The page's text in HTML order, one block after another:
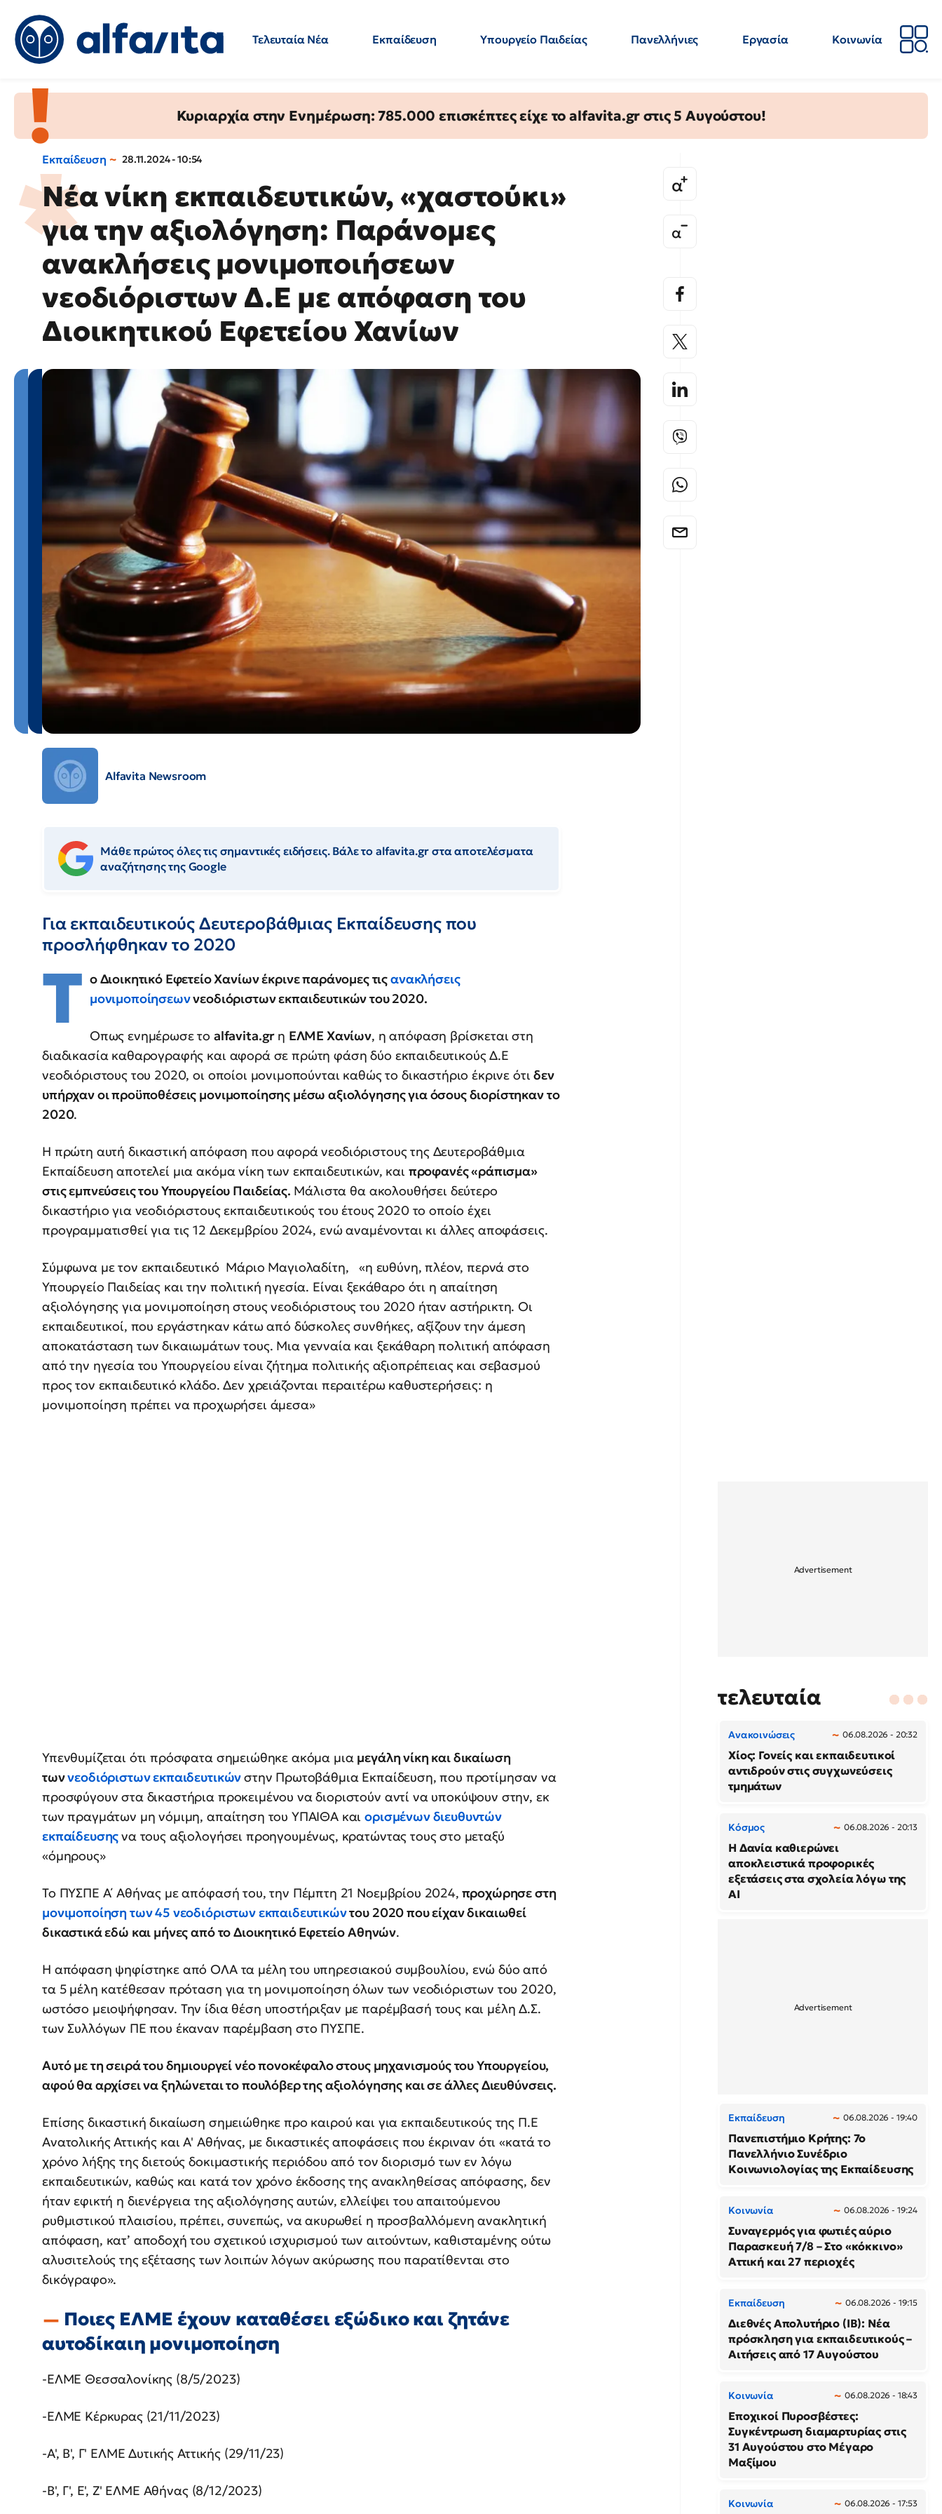
Τελευταία Νέα Εκπαίδευση Υπουργείο Παιδείας Πανελλήνιες Εργασία
Κοινωνία
Κυριαρχία στην Ενημέρωση: 785.000 επισκέπτες είχε το alfavita.gr στις 5 Αυγούστου!
Εκπαίδευση 28.11.2024 - 10:54
Νέα νίκη εκπαιδευτικών, «χαστούκι»
για την αξιολόγηση: Παράνομες
ανακλήσεις μονιμοποιήσεων
νεοδιόριστων Δ.Ε με απόφαση του
Διοικητικού Εφετείου Χανίων
Alfavita Newsroom
Μάθε πρώτος όλες τις σημαντικές ειδήσεις. Βάλε το alfavita.gr στα αποτελέσματα
αναζήτησης της Google
Για εκπαιδευτικούς Δευτεροβάθμιας Εκπαίδευσης που
προσλήφθηκαν το 2020
Τ ο Διοικητικό Εφετείο Χανίων έκρινε παράνομες τιςανακλήσεις
μονιμοποίησεωννεοδιόριστων εκπαιδευτικών του 2020.
Οπως ενημέρωσε το alfavita.gr η ΕΛΜΕ Χανίων, η απόφαση βρίσκεται στη
διαδικασία καθαρογραφής και αφορά σε πρώτη φάση δύο εκπαιδευτικούς Δ.Ε
νεοδιόριστους του 2020, οι οποίοι μονιμοπούνται καθώς το δικαστήριο έκρινε ότιδεν
υπήρχαν οι προϋποθέσεις μονιμοποίησης μέσω αξιολόγησης για όσους διορίστηκαν το
2020.
Η πρώτη αυτή δικαστική απόφαση που αφορά νεοδιόριστους της Δευτεροβάθμια
Εκπαίδευση αποτελεί μια ακόμα νίκη των εκπαιδευτικών, και προφανές «ράπισμα»
στις εμπνεύσεις του Υπουργείου Παιδείας. Μάλιστα θα ακολουθήσει δεύτερο
δικαστήριο για νεοδιόριστους εκπαιδευτικούς του έτους 2020 το οποίο έχει
προγραμματισθεί για τις 12 Δεκεμβρίου 2024, ενώ αναμένονται κι άλλες αποφάσεις.
Σύμφωνα με τον εκπαιδευτικό Μάριο Μαγιολαδίτη, «η ευθύνη, πλέον, περνά στο
Υπουργείο Παιδείας και την πολιτική ηγεσία. Είναι ξεκάθαρο ότι η απαίτηση
αξιολόγησης για μονιμοποίηση στους νεοδιόριστους του 2020 ήταν αστήρικτη. Οι
εκπαιδευτικοί, που εργάστηκαν κάτω από δύσκολες συνθήκες, αξίζουν την άμεση
αποκατάσταση των δικαιωμάτων τους. Μια γενναία και ξεκάθαρη πολιτική απόφαση
από την ηγεσία του Υπουργείου είναι ζήτημα πολιτικής αξιοπρέπειας και σεβασμού
προς τον εκπαιδευτικό κλάδο. Δεν χρειάζονται περαιτέρω καθυστερήσεις: η
μονιμοποίηση πρέπει να προχωρήσει άμεσα»
Υπενθυμίζεται ότι πρόσφατα σημειώθηκε ακόμα μια μεγάλη νίκη και δικαίωση
τωννεοδιόριστων εκπαιδευτικώνστην Πρωτοβάθμια Εκπαίδευση, που προτίμησαν να
προσφύγουν στα δικαστήρια προκειμένου να διοριστούν αντί να υποκύψουν στην, εκ
των πραγμάτων μη νόμιμη, απαίτηση του ΥΠΑΙΘΑ καιορισμένων διευθυντών
εκπαίδευσηςνα τους αξιολογήσει προηγουμένως, κρατώντας τους στο μεταξύ
«όμηρους»
Το ΠΥΣΠΕ Α΄ Αθήνας με απόφασή του, την Πέμπτη 21 Νοεμβρίου 2024, προχώρησε στη
μονιμοποίηση των 45 νεοδιόριστων εκπαιδευτικώντου 2020 που είχαν δικαιωθεί
δικαστικά εδώ και μήνες από το Διοικητικό Εφετείο Αθηνών.
Η απόφαση ψηφίστηκε από ΟΛΑ τα μέλη του υπηρεσιακού συμβουλίου, ενώ δύο από
τα 5 μέλη κατέθεσαν πρόταση για τη μονιμοποίηση όλων των νεοδιόριστων του 2020,
ωστόσο μειοψήφησαν. Την ίδια θέση υποστήριξαν με παρέμβασή τους και μέλη Δ.Σ.
των Συλλόγων ΠΕ που έκαναν παρέμβαση στο ΠΥΣΠΕ.
Αυτό με τη σειρά του δημιουργεί νέο πονοκέφαλο στους μηχανισμούς του Υπουργείου,
αφού θα αρχίσει να ξηλώνεται το πουλόβερ της αξιολόγησης και σε άλλες Διευθύνσεις.
Επίσης δικαστική δικαίωση σημειώθηκε προ καιρού και για εκπαιδευτικούς της Π.Ε
Ανατολικής Αττικής και Α' Αθήνας, με δικαστικές αποφάσεις που έκριναν ότι «κατά το
χρόνο λήξης της διετούς δοκιμαστικής περιόδου από τον διορισμό των εν λόγω
εκπαιδευτικών, καθώς και κατά τον χρόνο έκδοσης της ανακληθείσας απόφασης, δεν
ήταν εφικτή η διενέργεια της αξιολόγησης αυτών, ελλείψει του απαιτούμενου
ρυθμιστικού πλαισίου, πρέπει, συνεπώς, να ακυρωθεί η προσβαλλόμενη ανακλητική
απόφαση, κατ’ αποδοχή του σχετικού ισχυρισμού των αιτούντων, καθισταμένης ούτω
αλυσιτελούς της εξέτασης των λοιπών λόγων ακύρωσης που παρατίθενται στο
δικόγραφο».
Ποιες ΕΛΜΕ έχουν καταθέσει εξώδικο και ζητάνε
αυτοδίκαιη μονιμοποίηση
-ΕΛΜΕ Θεσσαλονίκης (8/5/2023)
-ΕΛΜΕ Κέρκυρας (21/11/2023)
-Α', Β', Γ' ΕΛΜΕ Δυτικής Αττικής (29/11/23)
-Β', Γ', Ε', Ζ' ΕΛΜΕ Αθήνας (8/12/2023)
τελευταία
Ανακοινώσεις 06.08.2026 - 20:32
Χίος: Γονείς και εκπαιδευτικοί
αντιδρούν στις συγχωνεύσεις
τμημάτων
Κόσμος 06.08.2026 - 20:13
Η Δανία καθιερώνει
αποκλειστικά προφορικές
εξετάσεις στα σχολεία λόγω της
AI
Εκπαίδευση 06.08.2026 - 19:40
Πανεπιστήμιο Κρήτης: 7ο
Πανελλήνιο Συνέδριο
Κοινωνιολογίας της Εκπαίδευσης
Κοινωνία 06.08.2026 - 19:24
Συναγερμός για φωτιές αύριο
Παρασκευή 7/8 – Στο «κόκκινο»
Αττική και 27 περιοχές
Εκπαίδευση 06.08.2026 - 19:15
Διεθνές Απολυτήριο (IB): Νέα
πρόσκληση για εκπαιδευτικούς –
Αιτήσεις από 17 Αυγούστου
Κοινωνία 06.08.2026 - 18:43
Εποχικοί Πυροσβέστες:
Συγκέντρωση διαμαρτυρίας στις
31 Αυγούστου στο Μέγαρο
Μαξίμου
Κοινωνία 06.08.2026 - 17:53